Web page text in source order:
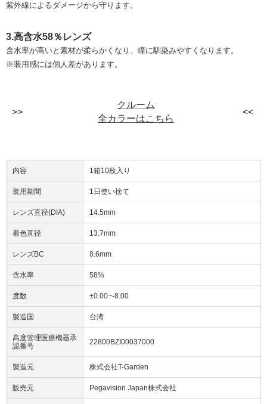
紫外線によるダメージから守ります。
3.高含水58％レンズ
含水率が高いと素材が柔らかくなり、瞳に馴染みやすくなります。
※装用感には個人差があります。
クルーム
全カラーはこちら
内容 1箱10枚入り
装用期間 1日使い捨て
レンズ直径(DIA) 14.5mm
着色直径 13.7mm
レンズBC 8.6mm
含水率 58%
度数 ±0.00~-8.00
製造国 台湾
高度管理医療機器承
認番号
22800BZI00037000
製造元 株式会社T-Garden
販売元 Pegavision Japan株式会社